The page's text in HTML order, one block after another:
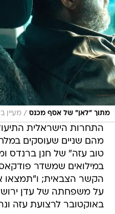
מתוך "לאן" של אסף מכנס / מעיין
התחרות הישראלית
טוב עזה" של חנן ברנדס
במילואים שמשדר
הקשר הצבאית; ו"תמצאו
באוקטובר לרצועת עזה